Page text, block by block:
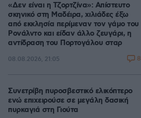
«Δεν είναι η Τζορτζίνα»: Απίστευτο
σκηνικό στη Μαδέιρα, χιλιάδες έξω
από εκκλησία περίμεναν τον γάμο του
Ρονάλντο και είδαν άλλο ζευγάρι, η
αντίδραση του Πορτογάλου σταρ
08.08.2026, 21:05 8
Συνετρίβη πυροσβεστικό ελικόπτερο
ενώ επιχειρούσε σε μεγάλη δασική
πυρκαγιά στη Γιούτα